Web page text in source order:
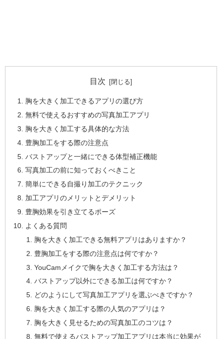
目次
胸を大きく加工できるアプリの選び方
無料で使えるおすすめの写真加工アプリ
胸を大きく加工する具体的な方法
豊胸加工をする際の注意点
バストアップと一緒にできる体型補正機能
写真加工の前に知っておくべきこと
簡単にできる自撮り加工のテクニック
加工アプリのメリットとデメリット
豊胸効果を引き立てるポーズ
よくある質問
胸を大きく加工できる無料アプリはありますか？
豊胸加工をする際の注意点は何ですか？
YouCamメイクで胸を大きく加工する方法は？
バストアップ以外にできる加工は何ですか？
どのようにして写真加工アプリを選ぶべきですか？
胸を大きく加工する際の人気のアプリは？
胸を大きく見せるための写真加工のコツは？
無料で使えるバストアップ加工アプリは本当に効果が